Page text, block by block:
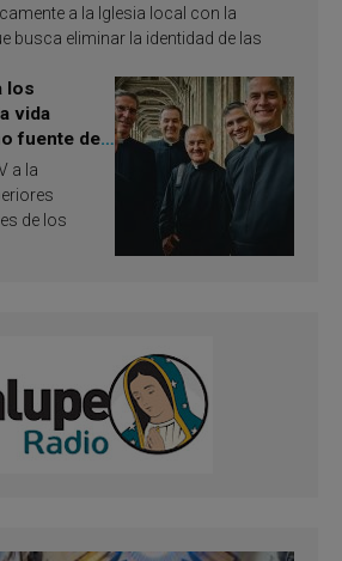
a la Iglesia local con la
busca eliminar la identidad de las
los
vida
fuente de
a la
de los